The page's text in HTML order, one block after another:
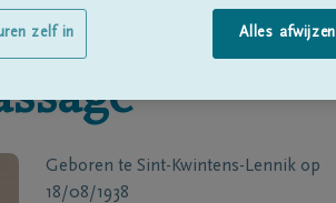
Geboren te Sint-Kwintens-Lennik op
18/08/1938
Alles afwijzen
zelf in